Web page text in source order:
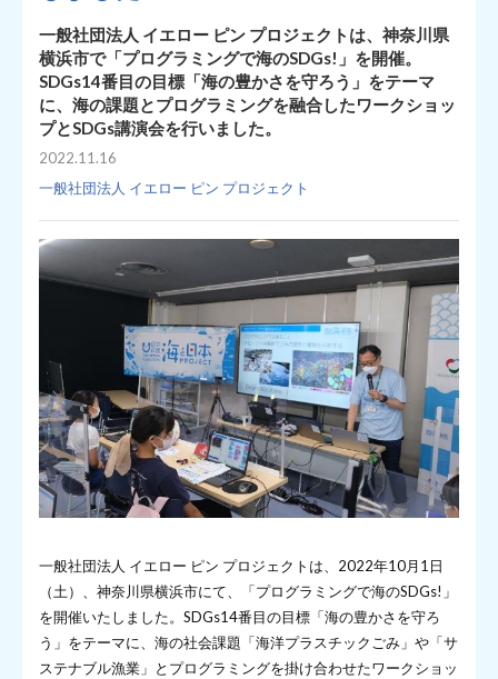
一般社団法人 イエロー ピン プロジェクトは、神奈川県
横浜市で「プログラミングで海のSDGs!」を開催。
SDGs14番目の目標「海の豊かさを守ろう」をテーマ
に、海の課題とプログラミングを融合したワークショッ
プとSDGs講演会を行いました。
2022.11.16
一般社団法人 イエロー ピン プロジェクト
一般社団法人 イエロー ピン プロジェクトは、2022年10月1日
（土）、神奈川県横浜市にて、「プログラミングで海のSDGs!」
を開催いたしました。SDGs14番目の目標「海の豊かさを守ろ
う」をテーマに、海の社会課題「海洋プラスチックごみ」や「サ
ステナブル漁業」とプログラミングを掛け合わせたワークショッ